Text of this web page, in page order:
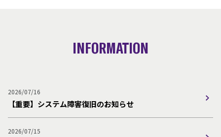
INFORMATION
2026/07/16
【重要】システム障害復旧のお知らせ
2026/07/15